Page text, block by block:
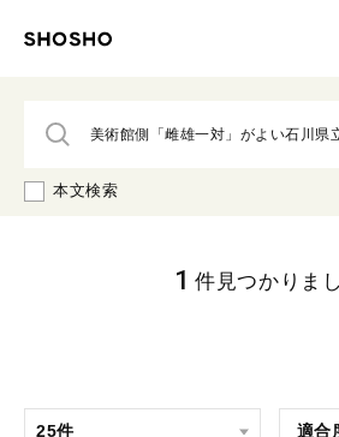
本文検索
1 件見つかりま